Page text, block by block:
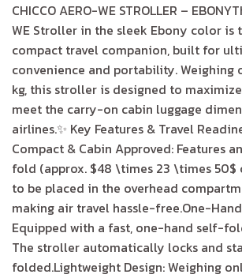
CHICCO AERO-WE STROLLER –
WE Stroller in the sleek Ebony color is
compact travel companion, built for
convenience and portability. Weighing
kg, this stroller is designed to
meet the carry-on cabin luggage
airlines.✨ Key Features & Travel
Compact & Cabin Approved: Features
fold (approx. $48 \times 23 \times 50$
to be placed in the overhead
making air travel hassle-free.One-
Equipped with a fast, one-hand self-
The stroller automatically locks and
folded.Lightweight Design: Weighing